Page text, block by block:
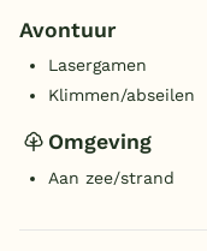
Avontuur
Lasergamen
Klimmen/abseilen
Omgeving
Aan zee/strand